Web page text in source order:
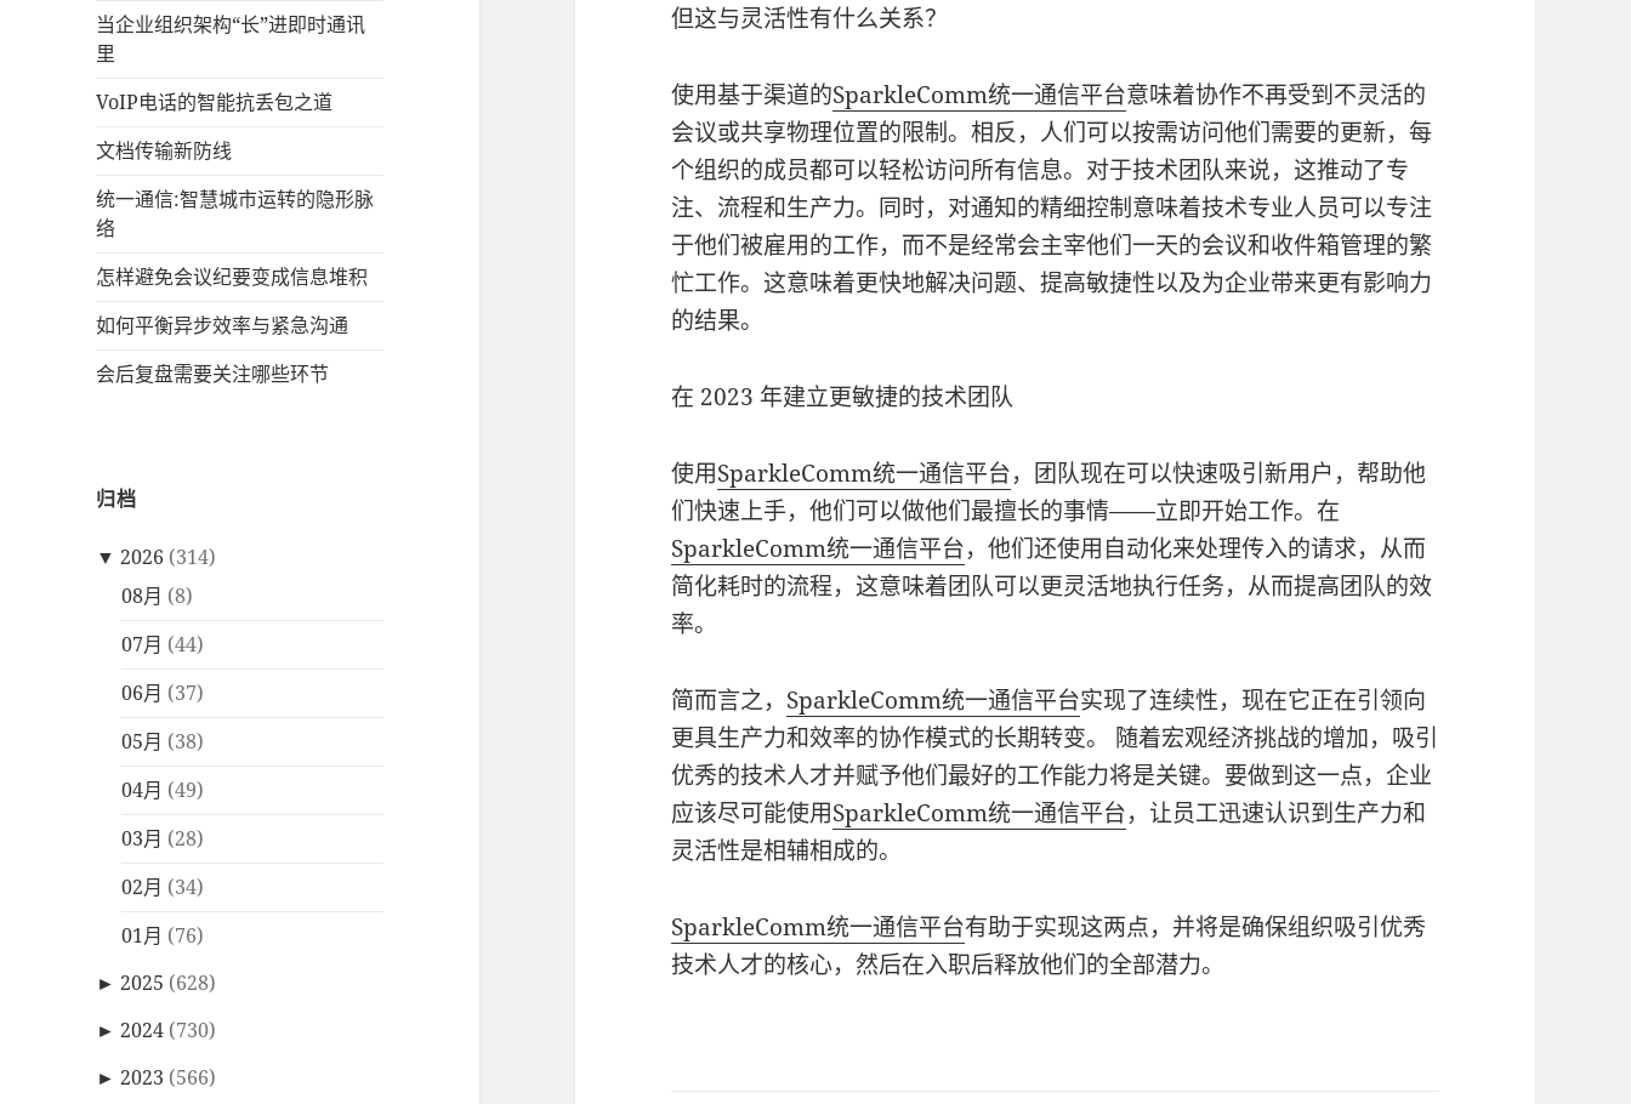
当企业组织架构“长”进即时通讯
里
VoIP电话的智能抗丢包之道
文档传输新防线
统一通信:智慧城市运转的隐形脉
络
怎样避免会议纪要变成信息堆积
如何平衡异步效率与紧急沟通
会后复盘需要关注哪些环节
归档
▼ 2026 (314)
08月 (8)
07月 (44)
06月 (37)
05月 (38)
04月 (49)
03月 (28)
02月 (34)
01月 (76)
► 2025 (628)
► 2024 (730)
► 2023 (566)
但这与灵活性有什么关系？
使用基于渠道的SparkleComm统一通信平台意味着协作不再受到不灵活的
会议或共享物理位置的限制。相反，人们可以按需访问他们需要的更新，每
个组织的成员都可以轻松访问所有信息。对于技术团队来说，这推动了专
注、流程和生产力。同时，对通知的精细控制意味着技术专业人员可以专注
于他们被雇用的工作，而不是经常会主宰他们一天的会议和收件箱管理的繁
忙工作。这意味着更快地解决问题、提高敏捷性以及为企业带来更有影响力
的结果。
在 2023 年建立更敏捷的技术团队
使用SparkleComm统一通信平台，团队现在可以快速吸引新用户，帮助他
们快速上手，他们可以做他们最擅长的事情——立即开始工作。在
SparkleComm统一通信平台，他们还使用自动化来处理传入的请求，从而
简化耗时的流程，这意味着团队可以更灵活地执行任务，从而提高团队的效
率。
简而言之， SparkleComm统一通信平台实现了连续性，现在它正在引领向
更具生产力和效率的协作模式的长期转变。 随着宏观经济挑战的增加，吸引
优秀的技术人才并赋予他们最好的工作能力将是关键。要做到这一点，企业
应该尽可能使用SparkleComm统一通信平台，让员工迅速认识到生产力和
灵活性是相辅相成的。
SparkleComm统一通信平台有助于实现这两点，并将是确保组织吸引优秀
技术人才的核心，然后在入职后释放他们的全部潜力。